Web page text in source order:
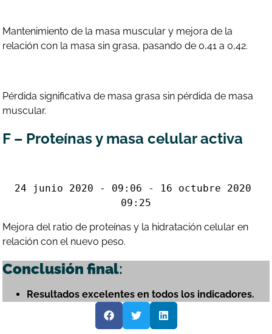
Mantenimiento de la masa muscular y mejora de la
relación con la masa sin grasa, pasando de 0,41 a 0,42.
Pérdida significativa de masa grasa sin pérdida de masa
muscular.
F – Proteínas y masa celular activa
24 junio 2020 - 09:06 - 16 octubre 2020
09:25
Mejora del ratio de proteínas y la hidratación celular en
relación con el nuevo peso.
Conclusión final:
Resultados excelentes en todos los indicadores.